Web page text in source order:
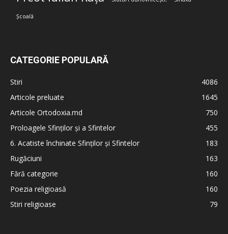
Școală
CATEGORIE POPULARĂ
Stiri
4086
Articole preluate
1645
Articole Ortodoxia.md
750
Proloagele Sfinților și a Sfintelor
455
6. Acatiste închinate Sfinților și Sfintelor
183
Rugăciuni
163
Fără categorie
160
Poezia religioasă
160
Stiri religioase
79